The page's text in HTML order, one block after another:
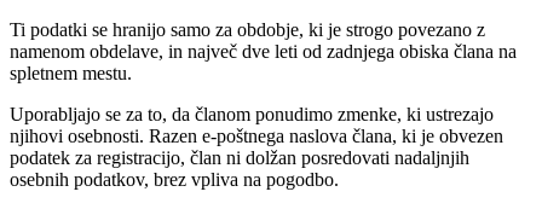
Ti podatki se hranijo samo za obdobje, ki je strogo povezano z
namenom obdelave, in največ dve leti od zadnjega obiska člana na
spletnem mestu.
Uporabljajo se za to, da članom ponudimo zmenke, ki ustrezajo
njihovi osebnosti. Razen e-poštnega naslova člana, ki je obvezen
podatek za registracijo, član ni dolžan posredovati nadaljnjih
osebnih podatkov, brez vpliva na pogodbo.